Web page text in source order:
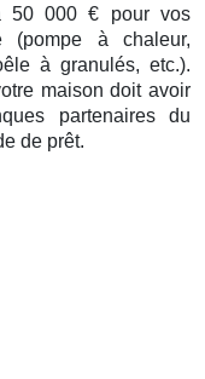
50 000 € pour vos
(pompe à chaleur,
à granulés, etc.).
maison doit avoir
partenaires du
de prêt.